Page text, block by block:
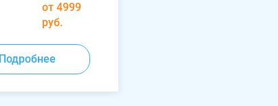
от 4999
руб.
Подробнее